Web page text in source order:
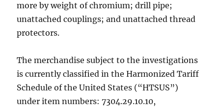
more by weight of chromium; drill pipe;
unattached couplings; and unattached thread
protectors.
The merchandise subject to the investigations
is currently classified in the Harmonized Tariff
Schedule of the United States (“HTSUS”)
under item numbers: 7304.29.10.10,